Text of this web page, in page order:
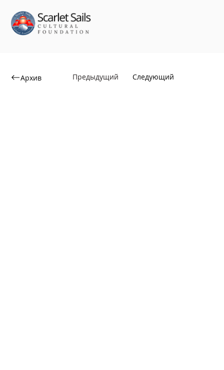
Архив Предыдущий Следующий